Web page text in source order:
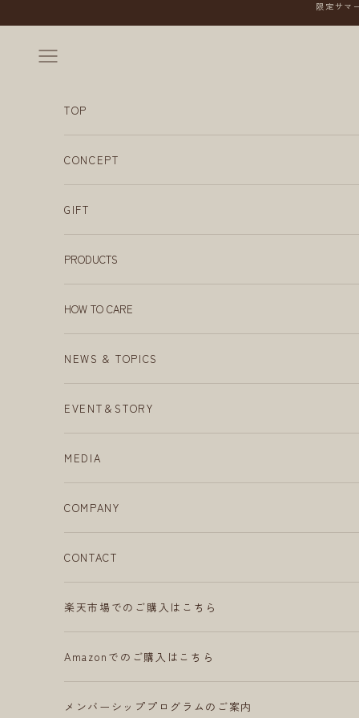
限定サマ
メニューを開く
TOP
CONCEPT
GIFT
PRODUCTS
HOW TO CARE
NEWS & TOPICS
EVENT＆STORY
MEDIA
COMPANY
CONTACT
楽天市場でのご購入はこちら
Amazonでのご購入はこちら
メンバーシッププログラムのご案内